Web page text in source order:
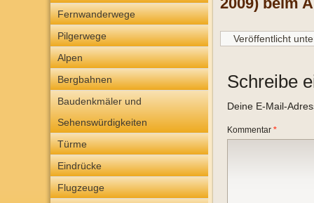
Fernwanderwege
Pilgerwege
Alpen
Bergbahnen
Baudenkmäler und
Sehenswürdigkeiten
Türme
Eindrücke
Flugzeuge
Veröffentlicht
Schreibe
Deine E-Mail-
Kommentar *